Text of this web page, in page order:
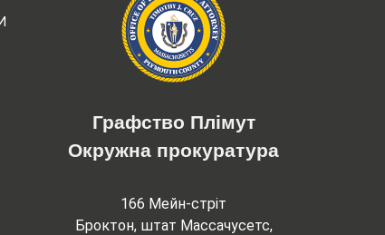
Графство Плімут
Окружна прокуратура
166 Мейн-стріт
Броктон, штат Массачусетс,